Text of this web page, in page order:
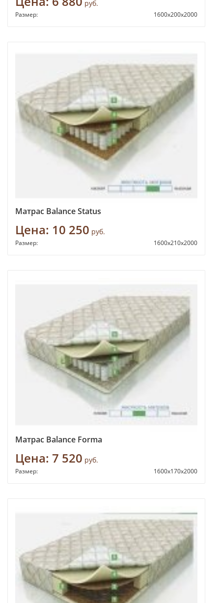
руб.
Размер: 1600x200x2000
Матрас Balance Status
Цена: 10 250 руб.
Размер: 1600x210x2000
Матрас Balance Forma
Цена: 7 520 руб.
Размер: 1600x170x2000